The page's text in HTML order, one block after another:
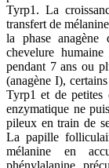
Tyrp1. La
transfert de
la phase
chevelure
pendant 7 ans ou
(anagène I),
Tyrp1 et de petites
enzymatique ne
pileux en train de
La papille
mélanine en
phénylalanine,